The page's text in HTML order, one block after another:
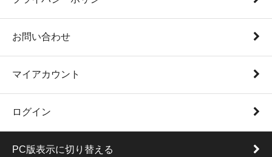
お問い合わせ
マイアカウント
ログイン
PC版表示に切り替える